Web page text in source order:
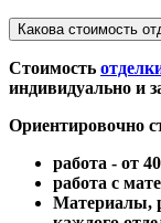
Какова стоимость
Стоимость
индивидуально и
Ориентировочно
работа - от
работа с
Материалы,